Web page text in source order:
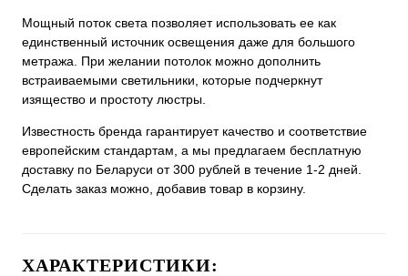
Мощный поток света позволяет использовать ее как
единственный источник освещения даже для большого
метража. При желании потолок можно дополнить
встраиваемыми светильники, которые подчеркнут
изящество и простоту люстры.
Известность бренда гарантирует качество и соответствие
европейским стандартам, а мы предлагаем бесплатную
доставку по Беларуси от 300 рублей в течение 1-2 дней.
Сделать заказ можно, добавив товар в корзину.
ХАРАКТЕРИСТИКИ: